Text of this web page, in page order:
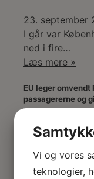
23. september
I går var
ned i fire…
Læs mere »
EU leger omvendt
passagererne og
23. september
Advokat Eva
international
Læs mere »
Vi og vores
teknologier,